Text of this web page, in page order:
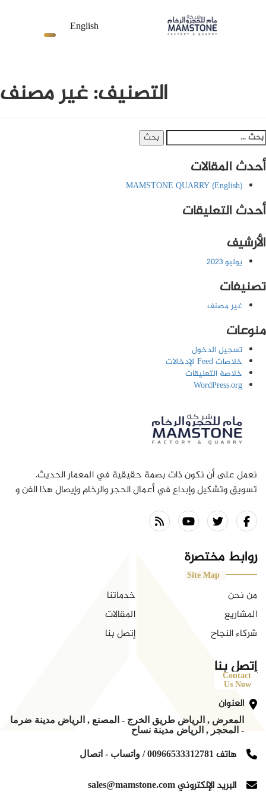
English
التصنيف:غير مصنف
البحث
عن:
أحدث المقالات
(English) MAMSTONE QUARRY
أحدث التعليقات
الأرشيف
يوليو 2023
تصنيفات
غير مصنف
منوعات
تسجيل الدخول
خلاصات Feed الإدخالات
خلاصة التعليقات
WordPress.org
نعمل على أن نكون ذات بصمة حقيقية في المعمار الحديث.
تسويق وتشكيل وإبداع في أعمال الحجر والرخام وإيصال هذا الفن و
ومواكبة المستقبل .
روابط مختصرة
Site Map
من نحن
خدماتنا
المشاريع
المقالات
شركاء النجاح
إتصل بنا
إتصل بنا
Contact
Us Now
العنوان
المعرض , الرياض طريق الخرج - المصنع , الرياض مدينة ضرما
- المحجر , الرياض مدينة نساح
هاتف 00966533312781 / واتساب - اتصال
البريد الإلكتروني sales@mamstone.com